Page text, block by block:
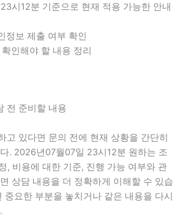
시12분 기준으로 현재 적용 가능한 안내
정보 제출 여부 확인
인해야 할 내용 정리
전 준비할 내용
고 있다면 문의 전에 현재 상황을 간단히
. 2026년07월07일 23시12분 원하는 조
, 비용에 대한 기준, 진행 가능 여부와 관
상담 내용을 더 정확하게 이해할 수 있습
중요한 부분을 놓치거나 같은 내용을 다시